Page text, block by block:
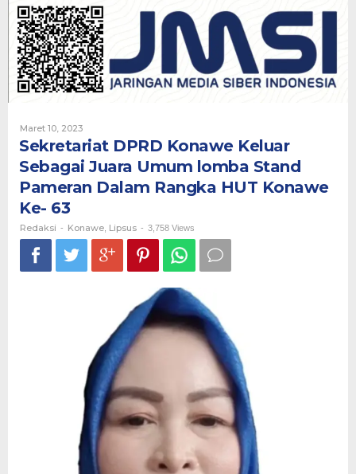
Sebagai
Umum
lomba
Stand
Konawe
Ke-
Maret 10, 2023Oleh
Redaksi
Sekretariat DPRD Konawe Keluar
Sebagai Juara Umum lomba Stand
Pameran Dalam Rangka HUT Konawe
Ke- 63
Redaksi - Konawe Lipsus - 3,758 Views